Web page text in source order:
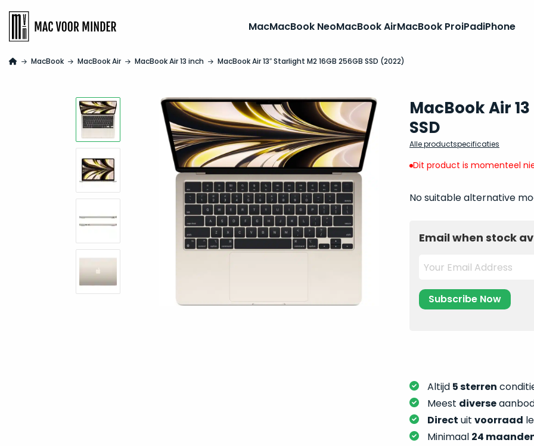
MacMacBook NeoMacBook AirMacBook ProiPadiPhone
MacBook MacBook Air MacBook Air 13 inch MacBook Air 13″ Starlight M2 16GB 256GB SSD (2022)
MacBook Air 13
SSD
Alle productspecificaties
Dit product is momenteel
No suitable alternative
Email when stock
Altijd 5 sterren
Meest diverse
Direct uit voorraad
Minimaal 24